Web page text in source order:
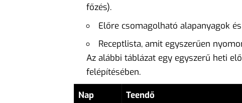
főzés).
Előre csomagolható alapanyagok
Receptlista, amit egyszerűen
Az alábbi táblázat egy egyszerű heti
felépítésében.
Nap
Teendő